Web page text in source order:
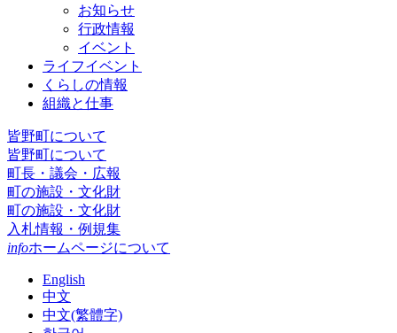
お知らせ
行政情報
イベント
ライフイベント
くらしの情報
組織と仕事
皆野町について
皆野町について
町長・議会・広報
町の施設・文化財
町の施設・文化財
入札情報・例規集
infoホームページについて
English
中文
中文(繁體字)